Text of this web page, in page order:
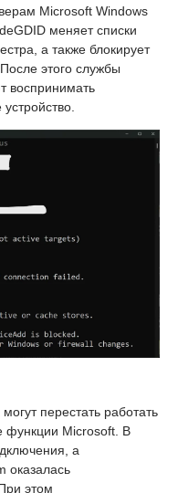
Microsoft Windows
меняет списки
а также блокирует
этого службы
воспринимать
перестать работать
функции Microsoft. В
а
оказалась
этом